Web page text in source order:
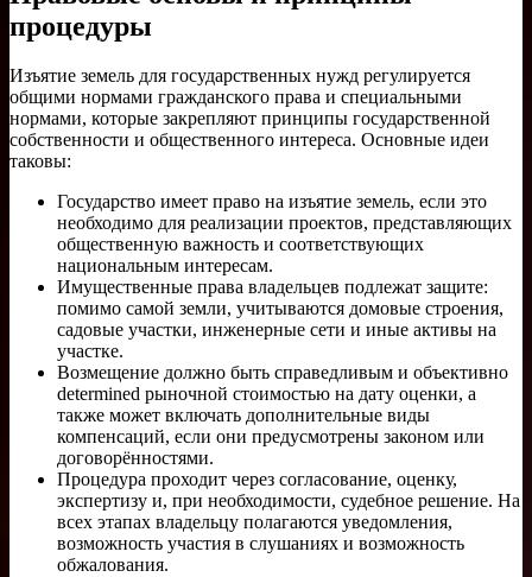
процедуры
Изъятие земель для государственных нужд регулируется
общими нормами гражданского права и специальными
нормами, которые закрепляют принципы государственной
собственности и общественного интереса. Основные идеи
таковы:
Государство имеет право на изъятие земель, если это
необходимо для реализации проектов, представляющих
общественную важность и соответствующих
национальным интересам.
Имущественные права владельцев подлежат защите:
помимо самой земли, учитываются домовые строения,
садовые участки, инженерные сети и иные активы на
участке.
Возмещение должно быть справедливым и объективно
determined рыночной стоимостью на дату оценки, а
также может включать дополнительные виды
компенсаций, если они предусмотрены законом или
договорённостями.
Процедура проходит через согласование, оценку,
экспертизу и, при необходимости, судебное решение. На
всех этапах владельцу полагаются уведомления,
возможность участия в слушаниях и возможность
обжалования.